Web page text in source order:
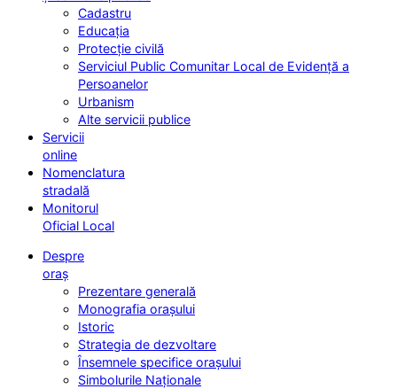
Cadastru
Educația
Protecție civilă
Serviciul Public Comunitar Local de Evidență a
Persoanelor
Urbanism
Alte servicii publice
Servicii
online
Nomenclatura
stradală
Monitorul
Oficial Local
Despre
oraș
Prezentare generală
Monografia orașului
Istoric
Strategia de dezvoltare
Însemnele specifice orașului
Simbolurile Naționale